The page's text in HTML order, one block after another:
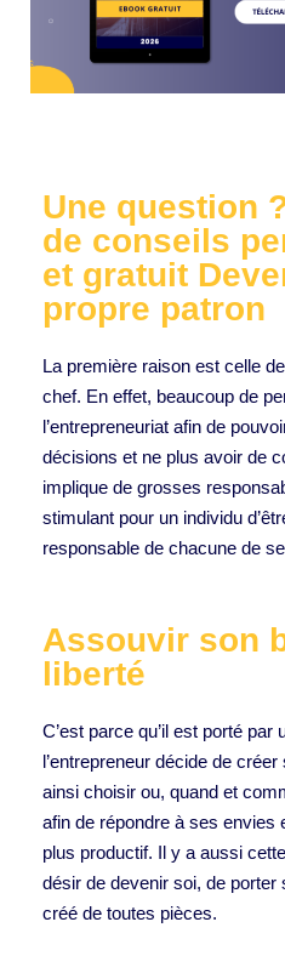
Une question
de conseils
et gratuit
propre patron
La première raison est celle
chef. En effet, beaucoup de
l’entrepreneuriat afin de
décisions et ne plus avoir de
implique de grosses
stimulant pour un individu
responsable de chacune de
Assouvir son
liberté
C’est parce qu’il est porté par
l’entrepreneur décide de
ainsi choisir ou, quand et
afin de répondre à ses envies
plus productif. Il y a aussi
désir de devenir soi, de porter
créé de toutes pièces.